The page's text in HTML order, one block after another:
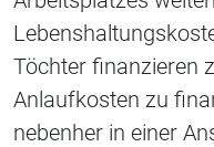
Töchter finanzieren
Anlaufkosten zu
nebenher in einer